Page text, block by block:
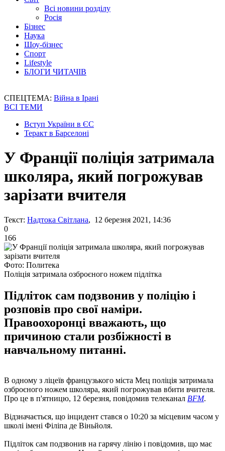
Всі новини розділу
Росія
Бізнес
Наука
Шоу-бізнес
Спорт
Lifestyle
БЛОГИ ЧИТАЧІВ
СПЕЦТЕМА: Війна в Ірані
ВСІ ТЕМИ
Вступ України в ЄС
Теракт в Барселоні
У Франції поліція затримала
школяра, який погрожував
зарізати вчителя
Текст: Надтока Світлана, 12 березня 2021, 14:36
0
166
Фото: Политека
Поліція затримала озброєного ножем підлітка
Підліток сам подзвонив у поліцію і
розповів про свої наміри.
Правоохоронці вважають, що
причиною стали розбіжності в
навчальному питанні.
В одному з ліцеїв французького міста Мец поліція затримала
озброєного ножем школяра, який погрожував вбити вчителя.
Про це в п'ятницю, 12 березня, повідомив телеканал BFM.
Відзначається, що інцидент стався о 10:20 за місцевим часом у
школі імені Філіпа де Віньйоля.
Підліток сам подзвонив на гарячу лінію і повідомив, що має